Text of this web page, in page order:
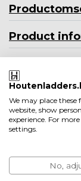
Product
Minder
Ook leuk
We may place
website, show
experience. For
settings.
No,